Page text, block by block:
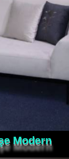
Modern